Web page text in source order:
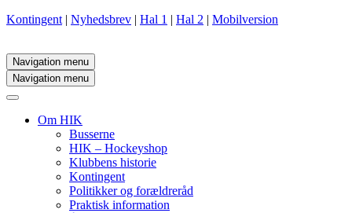
Kontingent | Nyhedsbrev | Hal 1 | Hal 2 | Mobilversion
Navigation menu
Navigation menu
Om HIK
Busserne
HIK – Hockeyshop
Klubbens historie
Kontingent
Politikker og forældreråd
Praktisk information